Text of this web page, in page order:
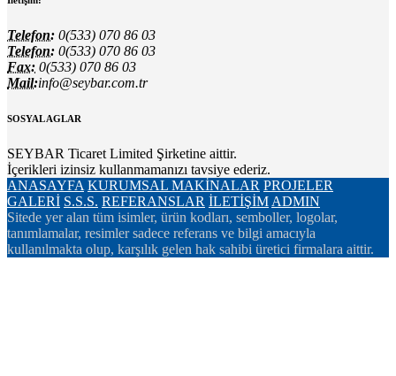
Telefon: 0(533) 070 86 03
Telefon: 0(533) 070 86 03
Fax: 0(533) 070 86 03
Mail:info@seybar.com.tr
SOSYAL AGLAR
SEYBAR Ticaret Limited Şirketine aittir.
İçerikleri izinsiz kullanmamanızı tavsiye ederiz.
ANASAYFA KURUMSAL MAKİNALAR PROJELER
GALERİ S.S.S. REFERANSLAR İLETİŞİM ADMIN
Sitede yer alan tüm isimler, ürün kodları, semboller, logolar,
tanımlamalar, resimler sadece referans ve bilgi amacıyla
kullanılmakta olup, karşılık gelen hak sahibi üretici firmalara aittir.